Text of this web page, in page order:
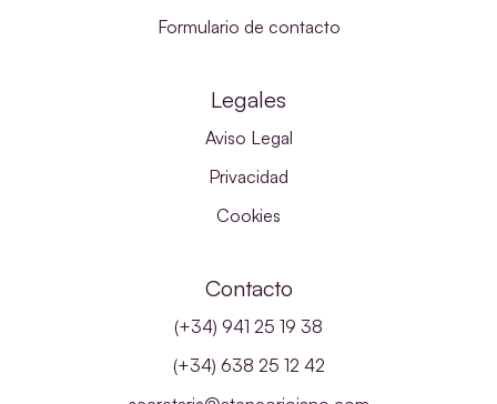
Formulario de contacto
Legales
Aviso Legal
Privacidad
Cookies
Contacto
(+34) 941 25 19 38
(+34) 638 25 12 42